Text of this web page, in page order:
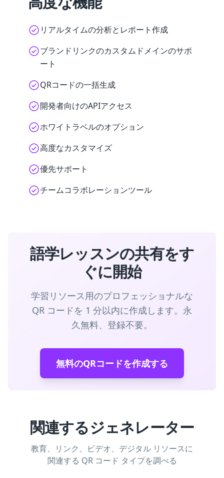
リアルタイムの分析とレポート作成
ブランドリンクのカスタムドメインのサポ
ート
QRコードの一括生成
開発者向けのAPIアクセス
ホワイトラベルのオプション
高度なカスタマイズ
優先サポート
チームコラボレーションツール
語学レッスンの共有をす
ぐに開始
学習リソース用のプロフェッショナルな
QR コードを 1 分以内に作成します。永
久無料、登録不要。
無料のQRコードを作成する
関連するジェネレーター
教育、リンク、ビデオ、デジタル リソースに
関連する QR コード タイプを調べる